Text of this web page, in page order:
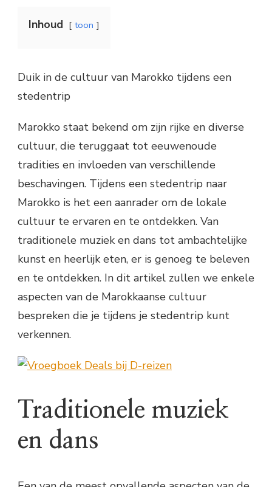
Inhoud toon
Duik in de cultuur van Marokko tijdens een
stedentrip
Marokko staat bekend om zijn rijke en diverse
cultuur, die teruggaat tot eeuwenoude
tradities en invloeden van verschillende
beschavingen. Tijdens een stedentrip naar
Marokko is het een aanrader om de lokale
cultuur te ervaren en te ontdekken. Van
traditionele muziek en dans tot ambachtelijke
kunst en heerlijk eten, er is genoeg te beleven
en te ontdekken. In dit artikel zullen we enkele
aspecten van de Marokkaanse cultuur
bespreken die je tijdens je stedentrip kunt
verkennen.
Traditionele muziek
en dans